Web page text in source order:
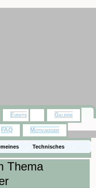
Technisches
Thema
Events Galerie
FAQ Motivjaeger